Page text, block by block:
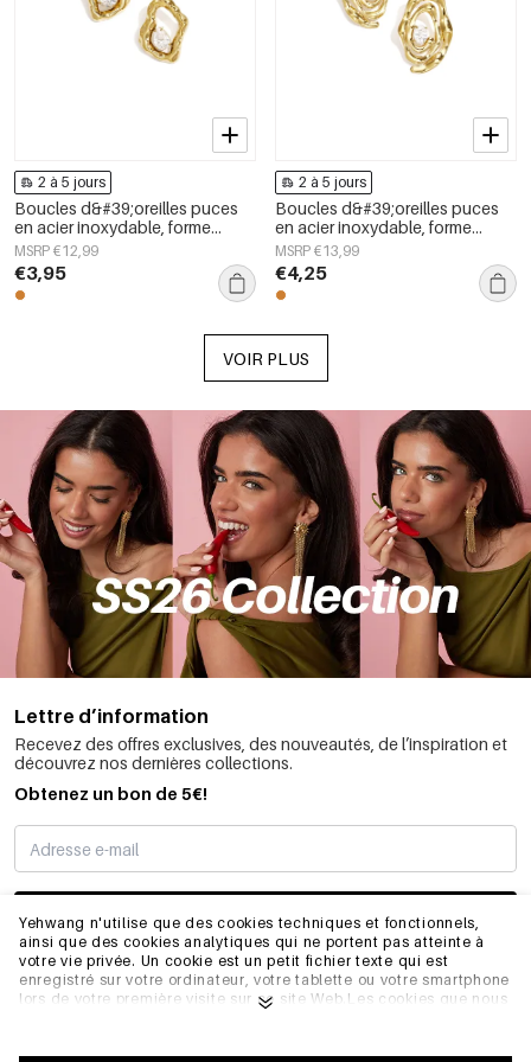
Yehwang n'utilise que des cookies techniques et fonctionnels,
ainsi que des cookies analytiques qui ne portent pas atteinte à
votre vie privée. Un cookie est un petit fichier texte qui est
enregistré sur votre ordinateur, votre tablette ou votre smartphone
lors de votre première visite sur ce site Web.Les cookies que nous
fonctionner correctement et de se souvenir, par exemple, de vos
2 à 5 jours
Boucles d&#39;oreilles puces
en acier inoxydable, forme
géométrique, collection simple
pour le quotidien, bijoux pour
femmes
MSRP €12,99
€3,95
2 à 5 jours
Boucles d&#39;oreilles puces
en acier inoxydable, forme
irrégulière, collection Simple
Daily Simple, bijoux pour
femmes
MSRP €13,99
€4,25
VOIR PLUS
Lettre d’information
Recevez des offres exclusives, des nouveautés, de l’inspiration et
découvrez nos dernières collections.
Obtenez un bon de 5€!
JE M’INSCRIS
INFORMATIONS